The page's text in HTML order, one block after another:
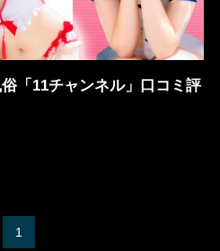
「11チャンネル」口コミ評
1